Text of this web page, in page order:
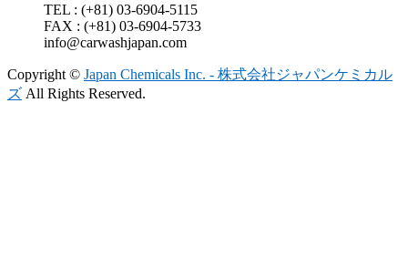
TEL : (+81) 03-6904-5115
FAX : (+81) 03-6904-5733
info@carwashjapan.com
Copyright © Japan Chemicals Inc. - 株式会社ジャパンケミカル
ズ All Rights Reserved.